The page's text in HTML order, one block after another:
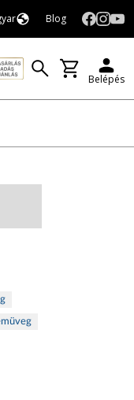
Blog
Belépés